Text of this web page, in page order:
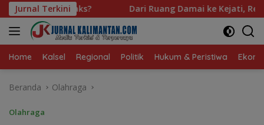
Langsung
ke
konten
Jurnal Terkini
Dari Ruang Damai ke Kejati, Rekam Jejak Radityo Mengawal
Home Kalsel Regional Politik Hukum & Peristiwa
Beranda Olahraga
Olahraga